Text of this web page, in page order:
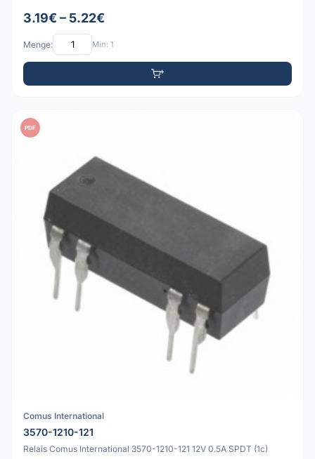
3.19€ – 5.22€
Menge: Min: 1
PDF
Comus International
3570-1210-121
Relais Comus International 3570-1210-121 12V 0.5A SPDT (1c)